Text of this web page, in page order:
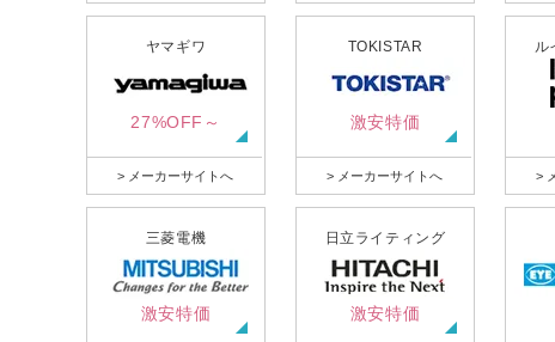
ヤマギワ
27%OFF～
> メーカーサイトへ
TOKISTAR
激安特価
> メーカーサイトへ
ル
>
三菱電機
激安特価
日立ライティング
激安特価